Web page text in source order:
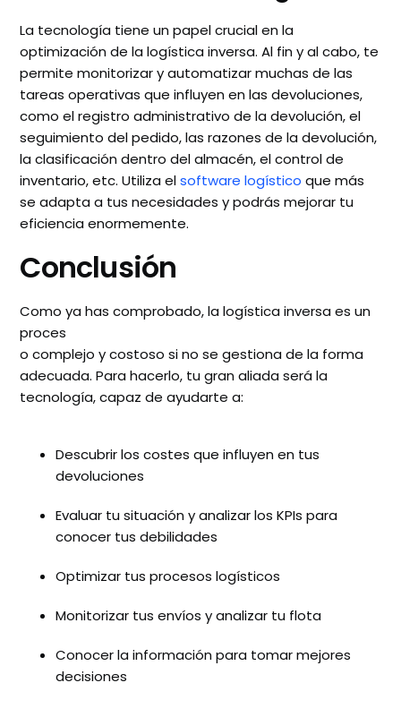
La tecnología tiene un papel crucial en la
optimización de la logística inversa. Al fin y al cabo, te
permite monitorizar y automatizar muchas de las
tareas operativas que influyen en las devoluciones,
como el registro administrativo de la devolución, el
seguimiento del pedido, las razones de la devolución,
la clasificación dentro del almacén, el control de
inventario, etc. Utiliza elsoftware logístico que más
se adapta a tus necesidades y podrás mejorar tu
eficiencia enormemente.
Conclusión
Como ya has comprobado, la logística inversa es un
proces
o complejo y costoso si no se gestiona de la forma
adecuada. Para hacerlo, tu gran aliada será la
tecnología, capaz de ayudarte a:
Descubrir los costes que influyen en tus
devoluciones
Evaluar tu situación y analizar los KPIs para
conocer tus debilidades
Optimizar tus procesos logísticos
Monitorizar tus envíos y analizar tu flota
Conocer la información para tomar mejores
decisiones